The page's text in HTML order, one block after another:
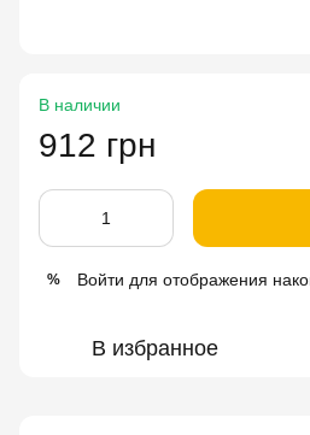
В наличии
912 грн
% Войти для отображения
В избранное